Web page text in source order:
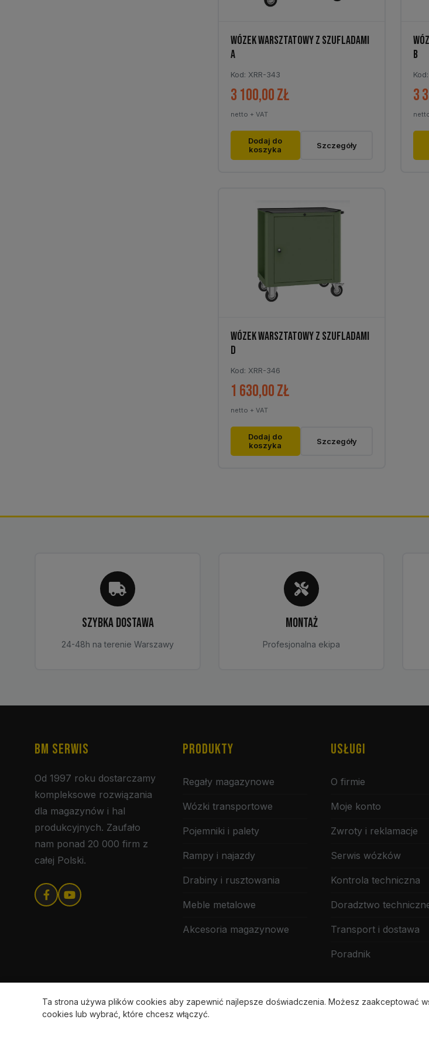
WÓZEK WARSZTATOWY Z SZUFLADAMI
A
Kod: XRR-343
3 100,00zł
netto + VAT
Dodaj do
koszyka
Szczegóły
B
3
WÓZEK WARSZTATOWY Z SZUFLADAMI
D
Kod: XRR-346
1 630,00zł
netto + VAT
Dodaj do
koszyka
Szczegóły
SZYBKA DOSTAWA
24-48h na terenie Warszawy
MONTAŻ
Profesjonalna ekipa
BM SERWIS
Od 1997 roku dostarczamy
kompleksowe rozwiązania
dla magazynów i hal
produkcyjnych. Zaufało
nam ponad 20 000 firm z
całej Polski.
PRODUKTY
Regały magazynowe
Wózki transportowe
Pojemniki i palety
Rampy i najazdy
Drabiny i rusztowania
Meble metalowe
Akcesoria magazynowe
USŁUGI
O firmie
Moje konto
Zwroty i reklamacje
Serwis wózków
Kontrola techniczna
Doradztwo
Transport i dostawa
Poradnik
Ta strona używa plików cookies aby zapewnić najlepsze doświadczenia. Możesz zaakceptować
cookies lub wybrać, które chcesz włączyć.